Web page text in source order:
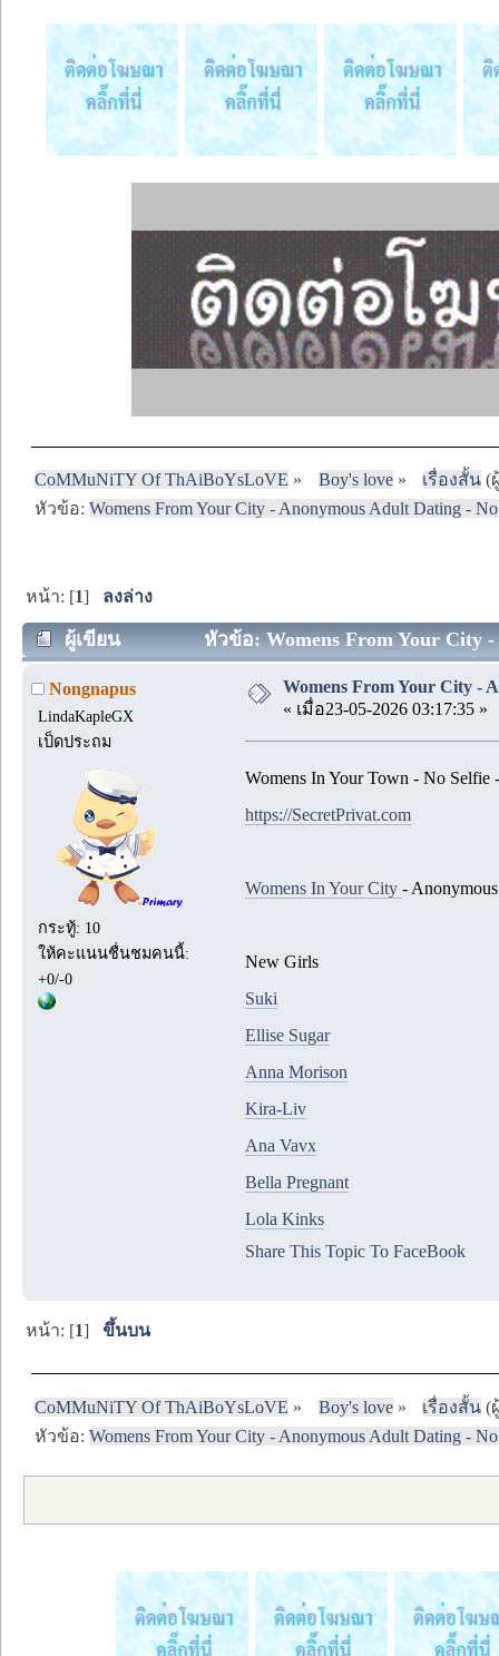
CoMMuNiTY Of ThAiBoYsLoVE » Boy's love» เรื่องสั้น(
หัวข้อ:Womens From Your City - Anonymous Adult Dating -
หน้า: [1] ลงล่าง
ผู้เขียน หัวข้อ: Womens From Your City
Nongnapus
LindaKapleGX
เป็ดประถม
กระทู้: 10
ให้คะแนนชื่นชมคนนี้:
+0/-0
Womens From Your City -
« เมื่อ23-05-2026 03:17:35 »
Womens In Your Town - No Selfie
https://SecretPrivat.com
Womens In Your City -
New Girls
Suki
Ellise Sugar
Anna Morison
Kira-Liv
Ana Vavx
Bella Pregnant
Lola Kinks
Share This Topic To FaceBook
หน้า: [1]ขึ้นบน
CoMMuNiTY Of ThAiBoYsLoVE » Boy's love» เรื่องสั้น(
หัวข้อ:Womens From Your City - Anonymous Adult Dating -